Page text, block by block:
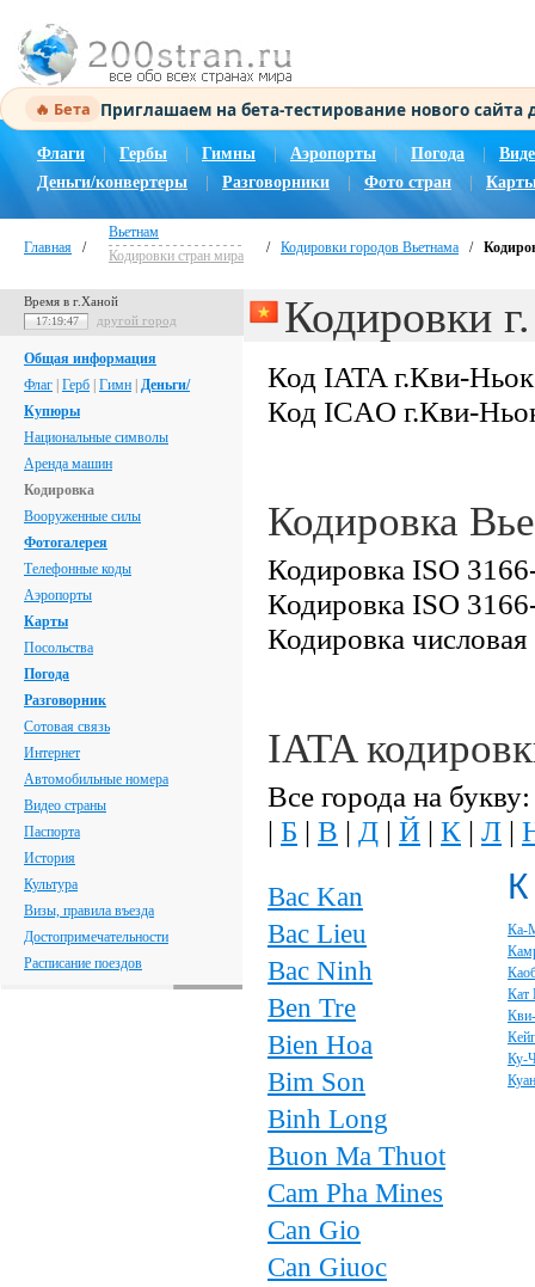
🔥 Бета Приглашаем на бета-тестирование нового
Флаги Гербы Гимны | Аэропорты Погода |
Деньги/конвертеры
Разговорники Фото стран
Главная /
Вьетнам
Кодировки стран мира
/ Кодировки городов Вьетнама /
Время в г.Ханой
17:19:48 другой город
Общая информация
Флаг Герб Гимн Деньги/
Купюры
Национальные символы
Аренда машин
Кодировка
Вооруженные силы
Фотогалерея
Телефонные коды
Аэропорты
Карты
Посольства
Погода
Разговорник
Сотовая связь
Интернет
Автомобильные номера
Видео страны
Паспорта
История
Культура
Визы, правила въезда
Достопримечательности
Расписание поездов
Кодировки
Код IATA г.Кви-
Код ICAO г.Кви-
Кодировка
Кодировка ISO
Кодировка ISO
Кодировка
IATA
Все города на букву:
| Б | В | Д | Й | К | Л |
Bac Kan
Bac Lieu
Bac Ninh
Ben Tre
Bien Hoa
Bim Son
Binh Long
Buon Ma Thuot
Cam Pha Mines
Can Gio
Can Giuoc
К
Ка-
Кат
Ку-